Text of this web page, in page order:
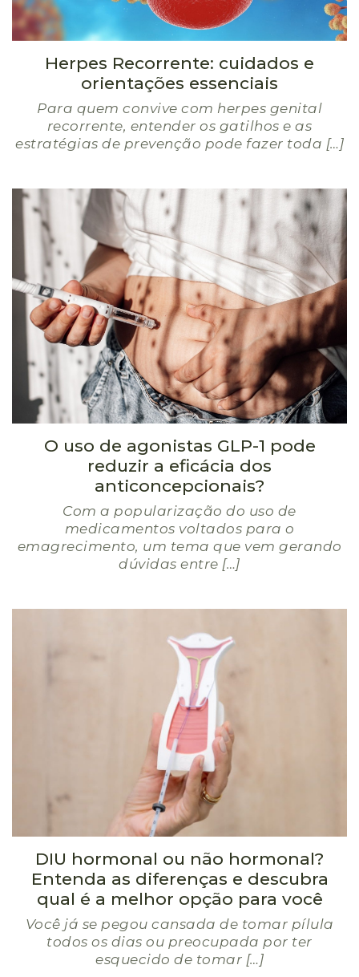
Herpes Recorrente: cuidados e
orientações essenciais
Para quem convive com herpes genital
recorrente, entender os gatilhos e as
estratégias de prevenção pode fazer toda […]
O uso de agonistas GLP-1 pode
reduzir a eficácia dos
anticoncepcionais?
Com a popularização do uso de
medicamentos voltados para o
emagrecimento, um tema que vem gerando
dúvidas entre […]
DIU hormonal ou não hormonal?
Entenda as diferenças e descubra
qual é a melhor opção para você
Você já se pegou cansada de tomar pílula
todos os dias ou preocupada por ter
esquecido de tomar […]